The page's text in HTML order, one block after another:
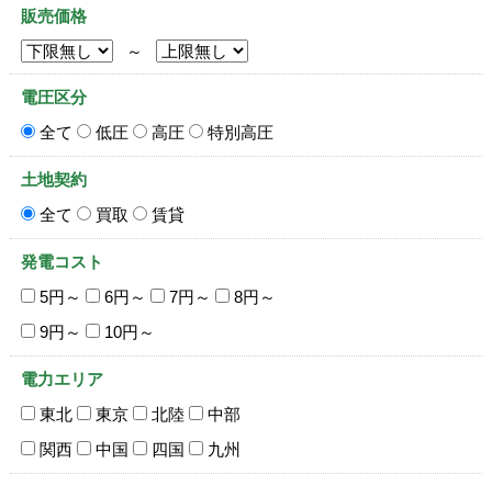
販売価格
～
電圧区分
全て
低圧 高圧 特別高圧
土地契約
全て
買取 賃貸
発電コスト
5円～
6円～ 7円～
8円～
9円～
10円～
電力エリア
東北
東京 北陸
中部
関西
中国 四国 九州